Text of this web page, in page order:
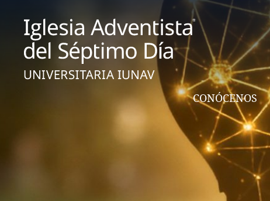
CONÓCENOS